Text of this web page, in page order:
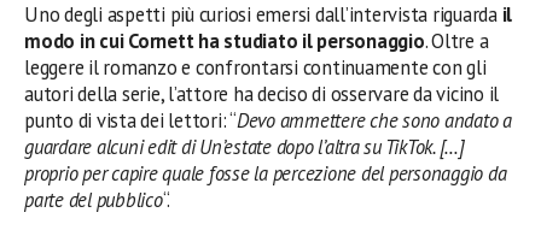
Uno degli aspetti più curiosi emersi dall’intervista riguardail
modo in cui Cornett ha studiato il personaggio. Oltre a
leggere il romanzo e confrontarsi continuamente con gli
autori della serie, l’attore ha deciso di osservare da vicino il
punto di vista dei lettori: “Devo ammettere che sono andato a
guardare alcuni edit di Un’estate dopo l’altra su TikTok. […]
proprio per capire quale fosse la percezione del personaggio da
parte del pubblico“.